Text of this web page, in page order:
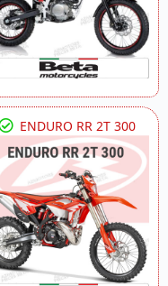
ENDURO RR 2T 300